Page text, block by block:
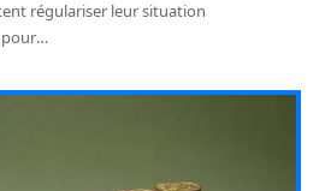
régulariser leur situation
…